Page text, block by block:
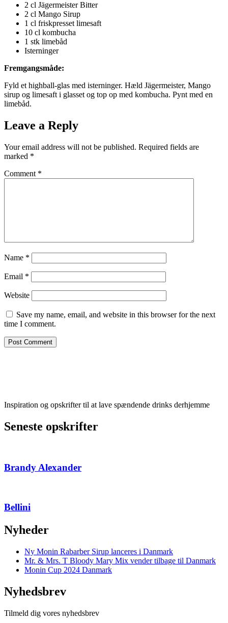
2 cl Jägermeister Bitter
2 cl Mango Sirup
1 cl friskpresset limesaft
10 cl kombucha
1 stk limebåd
Isterninger
Fremgangsmåde:
Fyld et highball-glas med isterninger. Hæld Jägermeister, Mango
sirup og limesaft i glasset og top op med kombucha. Pynt med en
limebåd.
Leave a Reply
Your email address will not be published. Required fields are
marked *
Comment *
Name *
Email *
Website
Save my name, email, and website in this browser for the next
time I comment.
Inspiration og opskrifter til at lave spændende drinks derhjemme
Seneste opskrifter
Brandy Alexander
Bellini
Nyheder
Ny Monin Rabarber Sirup lanceres i Danmark
Mr. & Mrs. T Bloody Mary Mix vender tilbage til Danmark
Monin Cup 2024 Danmark
Nyhedsbrev
Tilmeld dig vores nyhedsbrev